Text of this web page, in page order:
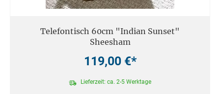
Telefontisch 60cm "Indian Sunset"
Sheesham
119,00 €*
Lieferzeit: ca. 2-5 Werktage